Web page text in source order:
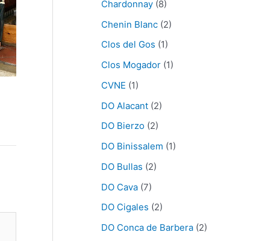
Chardonnay (8)
Chenin Blanc (2)
Clos del Gos (1)
Clos Mogador (1)
CVNE (1)
DO Alacant (2)
DO Bierzo (2)
DO Binissalem (1)
DO Bullas (2)
DO Cava (7)
DO Cigales (2)
DO Conca de Barbera (2)